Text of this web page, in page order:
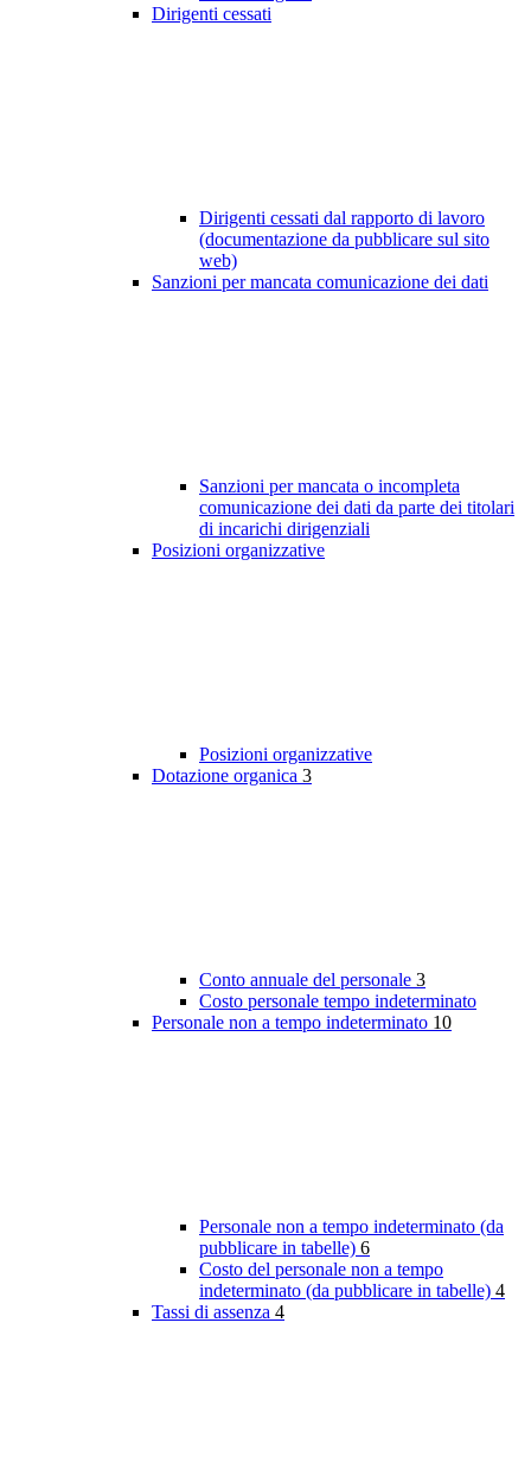
Dirigenti cessati
Dirigenti cessati dal rapporto di lavoro
(documentazione da pubblicare sul sito
web)
Sanzioni per mancata comunicazione dei dati
Sanzioni per mancata o incompleta
comunicazione dei dati da parte dei titolari
di incarichi dirigenziali
Posizioni organizzative
Posizioni organizzative
Dotazione organica 3
Conto annuale del personale 3
Costo personale tempo indeterminato
Personale non a tempo indeterminato 10
Personale non a tempo indeterminato (da
pubblicare in tabelle) 6
Costo del personale non a tempo
indeterminato (da pubblicare in tabelle) 4
Tassi di assenza 4